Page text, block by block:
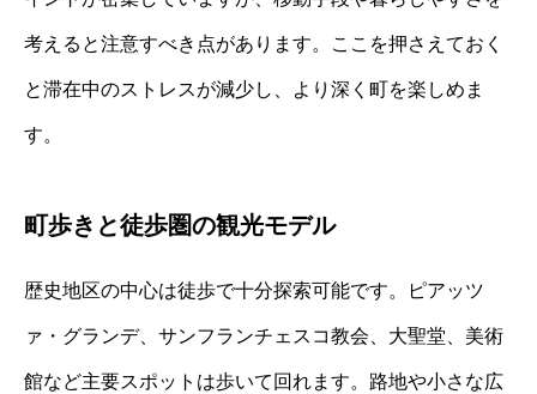
考えると注意すべき点があります。ここを押さえておく
と滞在中のストレスが減少し、より深く町を楽しめま
す。
町歩きと徒歩圏の観光モデル
歴史地区の中心は徒歩で十分探索可能です。ピアッツ
ァ・グランデ、サンフランチェスコ教会、大聖堂、美術
館など主要スポットは歩いて回れます。路地や小さな広